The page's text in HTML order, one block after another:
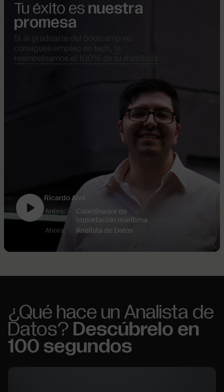
Tu éxito es nuestra
promesa
Si al graduarte del bootcamp no
consigues empleo en tech,
reembolsamos el 100% de tu matrícula
Ricardo Alva
Antes:
Coordinador de
importación marítima
Ahora:
Analista de Datos
¿Qué hace un Analista de
Datos? Descúbrelo en
100 segundos